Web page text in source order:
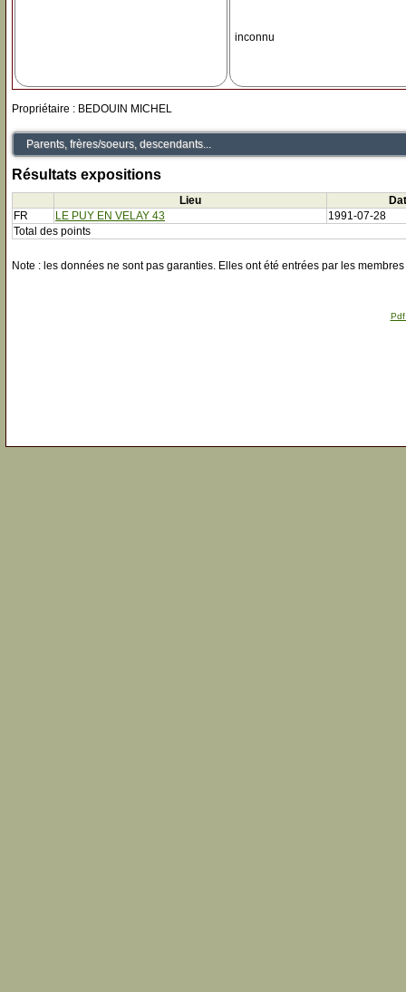
inconnu
Propriétaire : BEDOUIN MICHEL
Parents, frères/soeurs, descendants...
Résultats expositions
Lieu
FR
LE PUY EN VELAY 43
1991-07-28
Total des points
Note : les données ne sont pas garanties. Elles ont été entrées par les